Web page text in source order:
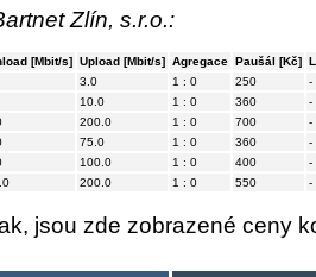
Zlín, s.r.o.:
[Mbit/s] Upload [Mbit/s] Agregace Paušál [Kč]
3.0 1 : 0 250
-
10.0 1 : 0 360
-
200.0 1 : 0 700
-
75.0 1 : 0 360
-
100.0 1 : 0 400
-
200.0 1 : 0 550 -
jsou zde zobrazené ceny